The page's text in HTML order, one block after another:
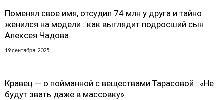
Поменял свое имя, отсудил 74 млн у друга и тайно
женился на модели : как выглядит подросший сын
Алексея Чадова
19 сентября, 2025
Кравец — о пойманной с веществами Тарасовой : «Не
будут звать даже в массовку»